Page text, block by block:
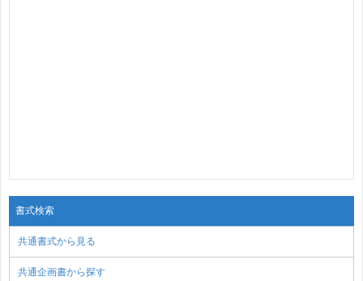
書式検索
共通書式から見る
共通企画書から探す